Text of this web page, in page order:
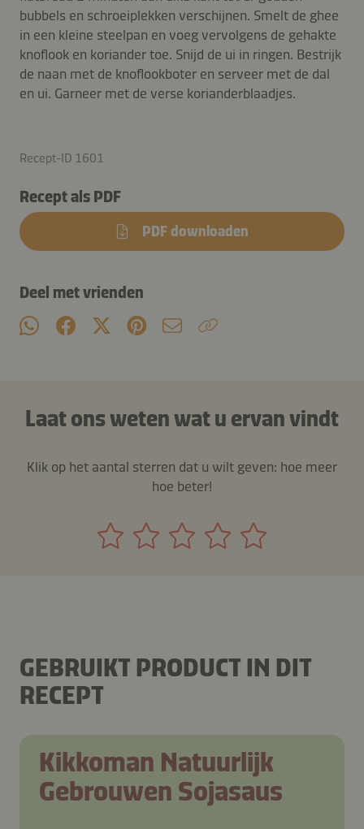
bubbels en schroeiplekken verschijnen. Smelt de ghee
in een kleine steelpan en voeg vervolgens de gehakte
knoflook en koriander toe. Snijd de ui in ringen. Bestrijk
de naan met de knoflookboter en serveer met de dal
en ui. Garneer met de verse korianderblaadjes.
Recept-ID 1601
Recept als PDF
PDF downloaden
Deel met vrienden
Laat ons weten wat u ervan vindt
Klik op het aantal sterren dat u wilt geven: hoe meer
hoe beter!
GEBRUIKT PRODUCT IN DIT
RECEPT
Kikkoman Natuurlijk
Gebrouwen Sojasaus